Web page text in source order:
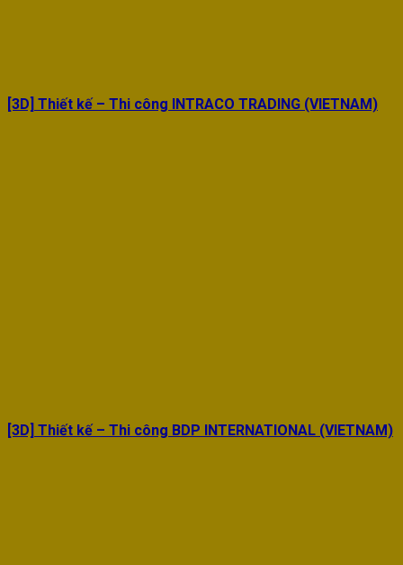
[3D] Thiết kế – Thi công INTRACO TRADING (VIETNAM)
[3D] Thiết kế – Thi công BDP INTERNATIONAL (VIETNAM)